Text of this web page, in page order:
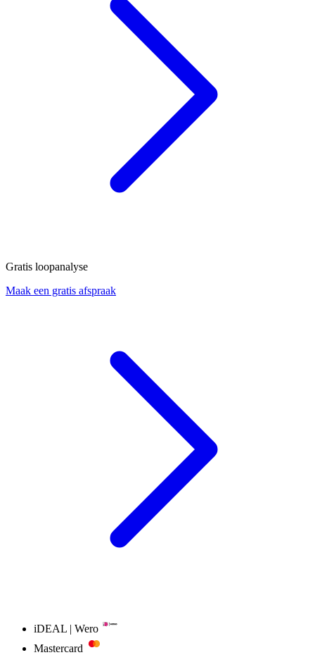
Gratis loopanalyse
Maak een gratis afspraak
iDEAL | Wero
Mastercard